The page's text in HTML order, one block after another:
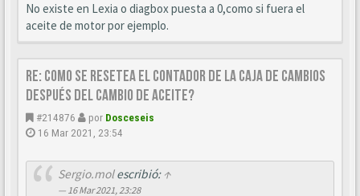
No existe en Lexia o diagbox puesta a 0,como si fuera el
aceite de motor por ejemplo.
Re: Como se resetea el contador de la caja de cambios
después del cambio de aceite?
#214876 por Dosceseis
16 Mar 2021, 23:54
Sergio.molescribió: ↑
16 Mar 2021, 23:28